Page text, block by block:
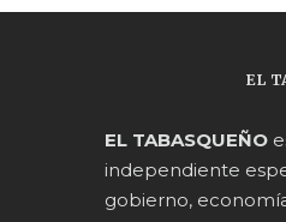
EL
EL TABASQUEÑO
independiente
gobierno,